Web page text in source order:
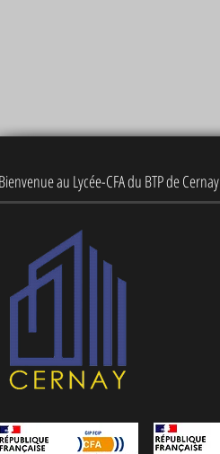
Bienvenue au Lycée-CFA du BTP de Cernay